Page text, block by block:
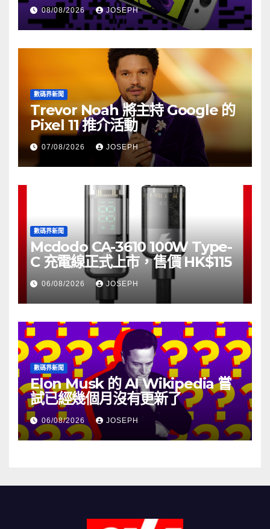
08/08/2026 JOSEPH
數碼界新聞
Trevor Noah 將主持 Google 的
Pixel 11 推介活動
07/08/2026 JOSEPH
數碼界新聞
Mcdodo CA-3610 100W Type-
C 充電線正式上市，售價 HK$115
06/08/2026 JOSEPH
數碼界新聞
Elon Musk 的 AI Wikipedia 嘗
試已經幾個月沒有更新了
06/08/2026 JOSEPH